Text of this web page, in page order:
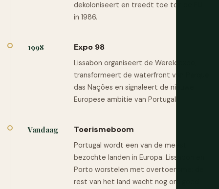
dekoloniseert en treedt toe tot de EU
in 1986.
1998 Expo 98
Lissabon organiseert de Wereldexpo,
transformeert de waterfront van Parque
das Nações en signaleert de nieuwe
Europese ambitie van Portugal.
Vandaag Toerismeboom
Portugal wordt een van de meest
bezochte landen in Europa. Lissabon en
Porto worstelen met overtoerisme; de
rest van het land wacht nog om goed